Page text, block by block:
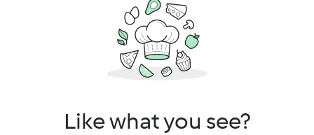
Like what you see?